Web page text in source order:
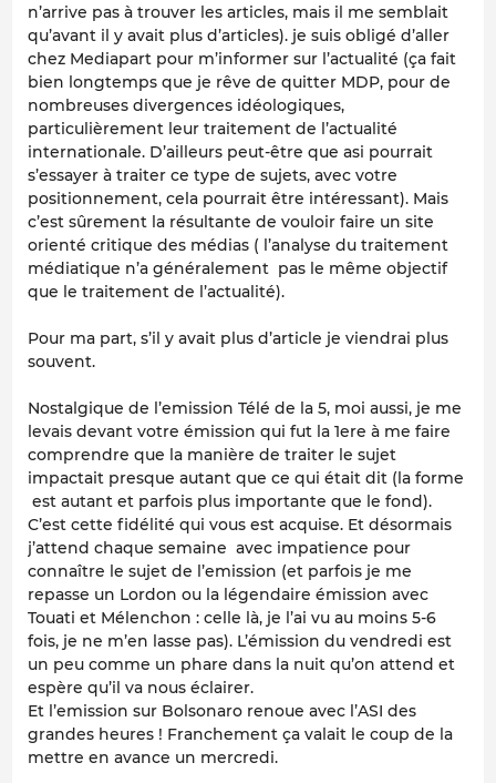
n’arrive pas à trouver les articles, mais il me semblait
qu’avant il y avait plus d’articles). je suis obligé d’aller
chez Mediapart pour m’informer sur l’actualité (ça fait
bien longtemps que je rêve de quitter MDP, pour de
nombreuses divergences idéologiques,
particulièrement leur traitement de l’actualité
internationale. D’ailleurs peut-être que asi pourrait
s’essayer à traiter ce type de sujets, avec votre
positionnement, cela pourrait être intéressant). Mais
c’est sûrement la résultante de vouloir faire un site
orienté critique des médias ( l’analyse du traitement
médiatique n’a généralement pas le même objectif
que le traitement de l’actualité).
Pour ma part, s’il y avait plus d’article je viendrai plus
souvent.
Nostalgique de l’emission Télé de la 5, moi aussi, je me
levais devant votre émission qui fut la 1ere à me faire
comprendre que la manière de traiter le sujet
impactait presque autant que ce qui était dit (la forme
est autant et parfois plus importante que le fond).
C’est cette fidélité qui vous est acquise. Et désormais
j’attend chaque semaine avec impatience pour
connaître le sujet de l’emission (et parfois je me
repasse un Lordon ou la légendaire émission avec
Touati et Mélenchon : celle là, je l’ai vu au moins 5-6
fois, je ne m’en lasse pas). L’émission du vendredi est
un peu comme un phare dans la nuit qu’on attend et
espère qu’il va nous éclairer.
Et l’emission sur Bolsonaro renoue avec l’ASI des
grandes heures ! Franchement ça valait le coup de la
mettre en avance un mercredi.